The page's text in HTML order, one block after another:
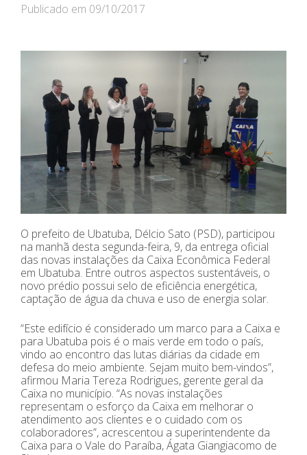
Publicado em 09/10/2017
O prefeito de Ubatuba, Délcio Sato (PSD), participou
na manhã desta segunda-feira, 9, da entrega oficial
das novas instalações da Caixa Econômica Federal
em Ubatuba. Entre outros aspectos sustentáveis, o
novo prédio possui selo de eficiência energética,
captação de água da chuva e uso de energia solar.
“Este edifício é considerado um marco para a Caixa e
para Ubatuba pois é o mais verde em todo o país,
vindo ao encontro das lutas diárias da cidade em
defesa do meio ambiente. Sejam muito bem-vindos”,
afirmou Maria Tereza Rodrigues, gerente geral da
Caixa no município. “As novas instalações
representam o esforço da Caixa em melhorar o
atendimento aos clientes e o cuidado com os
colaboradores”, acrescentou a superintendente da
Caixa para o Vale do Paraíba, Ágata Giangiacomo de